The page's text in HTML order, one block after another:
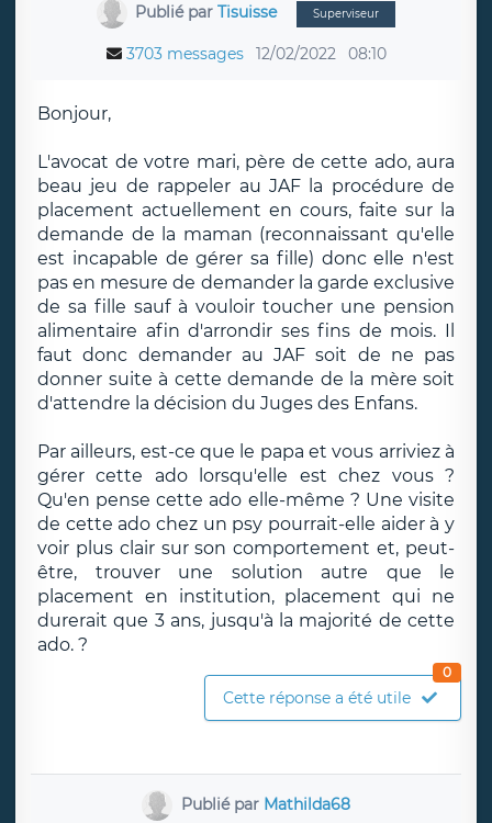
Publié parTisuisse Superviseur
3703 messages 12/02/2022 08:10
Bonjour,
L'avocat de votre mari, père de cette ado, aura
beau jeu de rappeler au JAF la procédure de
placement actuellement en cours, faite sur la
demande de la maman (reconnaissant qu'elle
est incapable de gérer sa fille) donc elle n'est
pas en mesure de demander la garde exclusive
de sa fille sauf à vouloir toucher une pension
alimentaire afin d'arrondir ses fins de mois. Il
faut donc demander au JAF soit de ne pas
donner suite à cette demande de la mère soit
d'attendre la décision du Juges des Enfans.
Par ailleurs, est-ce que le papa et vous arriviez à
gérer cette ado lorsqu'elle est chez vous ?
Qu'en pense cette ado elle-même ? Une visite
de cette ado chez un psy pourrait-elle aider à y
voir plus clair sur son comportement et, peut-
être, trouver une solution autre que le
placement en institution, placement qui ne
durerait que 3 ans, jusqu'à la majorité de cette
ado. ?
Cette réponse a été utile
0
Publié par Mathilda68